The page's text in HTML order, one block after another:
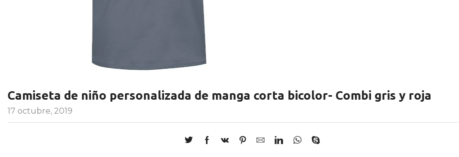
Camiseta de niño personalizada de manga corta bicolor- Combi gris y roja
17 octubre, 2019